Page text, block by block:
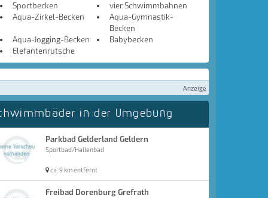
Sportbecken
vier Schwimmbahnen
Aqua-Zirkel-Becken
Aqua-Gymnastik-
Becken
Aqua-Jogging-Becken
Babybecken
Elefantenrutsche
Anzeige
in der Umgebung
Parkbad Gelderland Geldern
Sportbad/Hallenbad
ca. 9 km entfernt
Freibad Dorenburg Grefrath